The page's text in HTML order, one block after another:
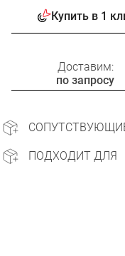
Купить в 1
Доставим:
по запросу
ПОДХОДИТ ДЛЯ